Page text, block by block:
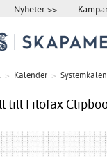
Nyheter >>
> Kalender >
till Filofax